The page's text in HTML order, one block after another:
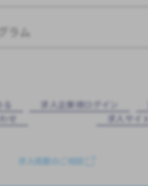
ラム
求⼈企業様ログイン
せ
求⼈サイト
求人掲載のご相談